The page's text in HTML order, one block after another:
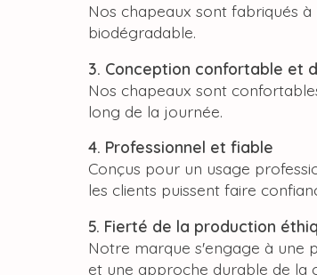
Nos chapeaux sont fabriqués
biodégradable.
3. Conception confortable et
Nos chapeaux sont
long de la journée.
4. Professionnel et fiable
Conçus pour un usage
les clients puissent faire
5. Fierté de la production
Notre marque s'engage à une
et une approche durable de la